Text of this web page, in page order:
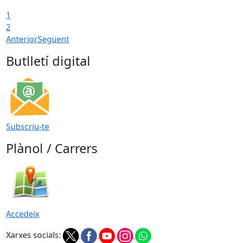
1
2
AnteriorSegüent
Butlletí digital
Subscriu-te
Plànol / Carrers
Accedeix
Xarxes socials: